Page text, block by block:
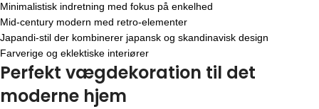
Minimalistisk indretning med fokus på enkelhed
Mid-century modern med retro-elementer
Japandi-stil der kombinerer japansk og skandinavisk design
Farverige og eklektiske interiører
Perfekt vægdekoration til det
moderne hjem